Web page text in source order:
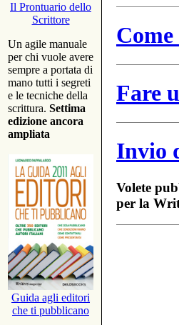
Il Prontuario dello
Scrittore
Un agile manuale
per chi vuole avere
sempre a portata di
mano tutti i segreti
e le tecniche della
scrittura. Settima
edizione ancora
ampliata
Guida agli editori
che ti pubblicano
Fare
Invio
Volete
per la